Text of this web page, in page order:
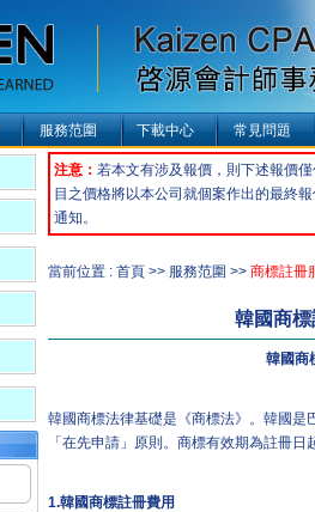
服務范圍 下載中心 常見問題
注意： 若本文有涉及報價，則下述報價
目之價格將以本公司就個案作出的最終
通知。
當前位置 : 首頁 >> 服務范圍 >> 商標註冊
韓國商
韓國商
韓國商標法律基礎是《商標法》。韓國是
「在先申請」原則。商標有效期為註冊
1.韓國商標註冊費用